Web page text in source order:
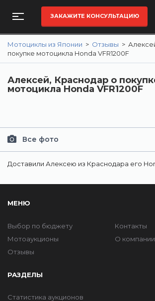
ЗАКАЖИТЕ КОНСУЛЬТАЦИЮ
Мотоциклы из Японии > Отзывы >
покупке мотоцикла Honda VFR1200F
Алексей, Краснодар о
мотоцикла Honda VFR1200F
Все фото
Доставили Алексею из Краснодара его
МЕНЮ
Выбор по бюджету
Мотоаукционы
Отзывы
Контакты
О компании
РАЗДЕЛЫ
Статистика аукционов